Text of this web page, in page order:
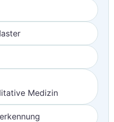
Medizin